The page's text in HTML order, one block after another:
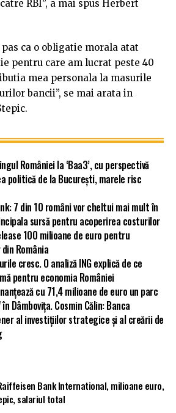
RBI”, a mai spus Herbert
pas ca o obligatie morala atat
pentru care am lucrat peste 40
mea personala la masurile
bancii”, se mai arata in
României la ‘Baa3’, cu perspectivă
politică de la București, marele risc
7 din 10 români vor cheltui mai mult în
sursă pentru acoperirea costurilor
100 milioane de euro pentru
România
cresc. O analiză ING explică de ce
pentru economia României
cu 71,4 milioane de euro un parc
Dâmbovița. Cosmin Călin: Banca
al investițiilor strategice și al creării de
Bank International, milioane euro,
, salariul total